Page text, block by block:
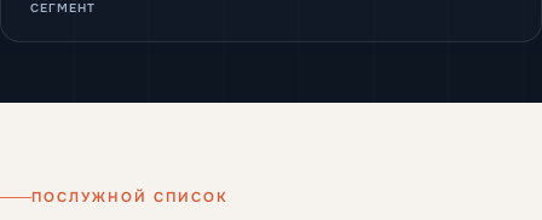
СЕГМЕНТ
ПОСЛУЖНОЙ СПИСОК